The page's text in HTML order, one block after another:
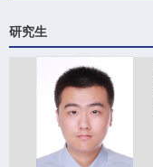
研究生